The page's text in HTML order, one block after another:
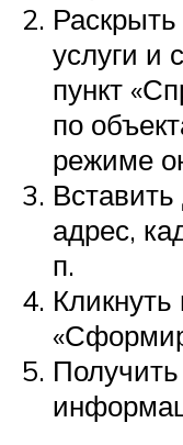
услуги и
пункт
по
режиме
адрес,
п.
Кликнуть